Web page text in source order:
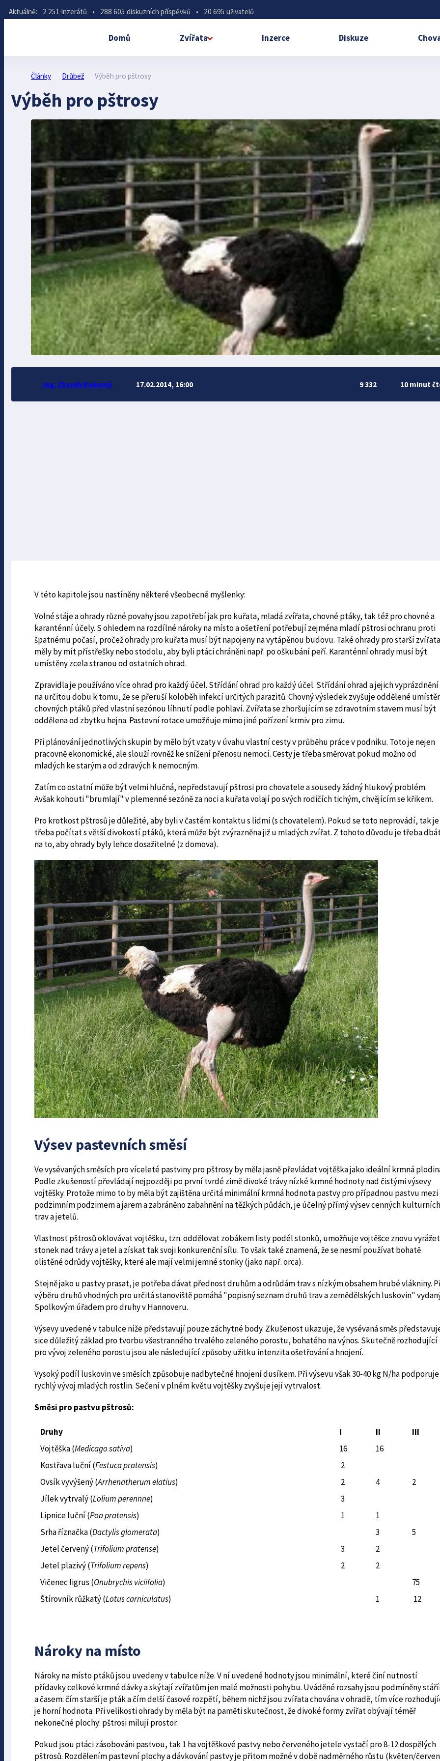
Aktuálně: 2 251 inzerátů • 288 605 diskuzních příspěvků • 20 695 uživatelů
Domů Zvířata Inzerce Diskuze
Články Drůbež Výběh pro pštrosy
Výběh pro pštrosy
Ing. Zbyněk Pokorný 17.02.2014, 16:00 9 332 10 minut
V této kapitole jsou nastíněny některé všeobecné myšlenky:
Volné stáje a ohrady různé povahy jsou zapotřebí jak pro kuřata, mladá zvířata, chovné ptáky, tak též pro chovné a
karanténní účely. S ohledem na rozdílné nároky na místo a ošetření potřebují zejména mladí pštrosi ochranu proti
špatnému počasí, pročež ohrady pro kuřata musí být napojeny na vytápěnou budovu. Také ohrady pro starší zvířata
měly by mít přístřešky nebo stodolu, aby byli ptáci chráněni např. po oškubání peří. Karanténní ohrady musí být
umístěny zcela stranou od ostatních ohrad.
Zpravidla je používáno více ohrad pro každý účel. Střídání ohrad pro každý účel. Střídání ohrad a jejich vyprázdnění
na určitou dobu k tomu, že se přeruší koloběh infekcí určitých parazitů. Chovný výsledek zvyšuje oddělené
chovných ptáků před vlastní sezónou líhnutí podle pohlaví. Zvířata se zhoršujícím se zdravotním stavem musí být
oddělena od zbytku hejna. Pastevní rotace umožňuje mimo jiné pořízení krmiv pro zimu.
Při plánování jednotlivých skupin by mělo být vzaty v úvahu vlastní cesty v průběhu práce v podniku. Toto je nejen
pracovně ekonomické, ale slouží rovněž ke snížení přenosu nemocí. Cesty je třeba směrovat pokud možno od
mladých ke starým a od zdravých k nemocným.
Zatím co ostatní může být velmi hlučná, nepředstavují pštrosi pro chovatele a sousedy žádný hlukový problém.
Avšak kohouti "brumlají" v plemenné sezóně za noci a kuřata volají po svých rodičích tichým, chvějícím se křikem.
Pro krotkost pštrosů je důležité, aby byli v častém kontaktu s lidmi (s chovatelem). Pokud se toto neprovádí, tak je
třeba počítat s větší divokostí ptáků, která může být zvýrazněna již u mladých zvířat. Z tohoto důvodu je třeba
na to, aby ohrady byly lehce dosažitelné (z domova).
Výsev pastevních směsí
Ve vysévaných směsích pro víceleté pastviny pro pštrosy by měla jasně převládat vojtěška jako ideální krmná
Podle zkušeností převládají nejpozději po první tvrdé zimě divoké trávy nízké krmné hodnoty nad čistými výsevy
vojtěšky. Protože mimo to by měla být zajištěna určitá minimální krmná hodnota pastvy pro případnou pastvu mezi
podzimním podzimem a jarem a zabráněno zabahnění na těžkých půdách, je účelný přímý výsev cenných kulturních
trav a jetelů.
Vlastnost pštrosů oklovávat vojtěšku, tzn. oddělovat zobákem listy podél stonků, umožňuje vojtěšce znovu vyrážet
stonek nad trávy a jetel a získat tak svoji konkurenční sílu. To však také znamená, že se nesmí používat bohatě
olistěné odrůdy vojtěšky, které ale mají velmi jemné stonky (jako např. orca).
Stejně jako u pastvy prasat, je potřeba dávat přednost druhům a odrůdám trav s nízkým obsahem hrubé vlákniny.
výběru druhů vhodných pro určitá stanoviště pomáhá "popisný seznam druhů trav a zemědělských luskovin"
Spolkovým úřadem pro druhy v Hannoveru.
Výsevy uvedené v tabulce níže představují pouze záchytné body. Zkušenost ukazuje, že vysévaná směs
sice důležitý základ pro tvorbu všestranného trvalého zeleného porostu, bohatého na výnos. Skutečně rozhodující
pro vývoj zeleného porostu jsou ale následující způsoby užitku intenzita ošetřování a hnojení.
Vysoký podíl luskovin ve směsích způsobuje nadbytečné hnojení dusíkem. Při výsevu však 30-40 kg N/ha podporuje
rychlý vývoj mladých rostlin. Sečení v plném květu vojtěšky zvyšuje její vytrvalost.
Směsi pro pastvu pštrosů:
Druhy I II
III
Vojtěška (Medicago sativa) 16
16
Kostřava luční (Festuca pratensis)
2
Ovsík vyvýšený (Arrhenatherum elatius) 2 4
2
Jílek vytrvalý (Lolium perennne)
3
Lipnice luční (Poa pratensis) 1
1
Srha říznačka (Dactylis glomerata) 3
5
Jetel červený (Trifolium pratense) 3
2
Jetel plazivý (Trifolium repens) 2
2
Vičenec ligrus (Onubrychis viciifolia)
75
Štírovník růžkatý (Lotus carniculatus) 1 12
Nároky na místo
Nároky na místo ptáků jsou uvedeny v tabulce níže. V ní uvedené hodnoty jsou minimální, které činí nutností
přídavky celkové krmné dávky a skýtají zvířatům jen malé možnosti pohybu. Uváděné rozsahy jsou podmíněny
a časem: čím starší je pták a čím delší časové rozpětí, během nichž jsou zvířata chována v ohradě, tím více
je horní hodnota. Při velikosti ohrady by měla být na paměti skutečnost, že divoké formy zvířat obývají téměř
nekonečné plochy: pštrosi milují prostor.
Pokud jsou ptáci zásobováni pastvou, tak 1 ha vojtěškové pastvy nebo červeného jetele vystačí pro 8-12 dospělých
pštrosů. Rozdělením pastevní plochy a dávkování pastvy je přitom možné v době nadměrného růstu (květen/